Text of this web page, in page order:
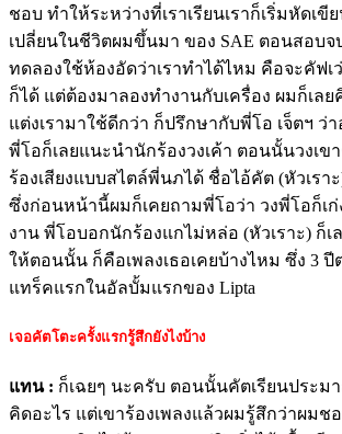
ชอบ ทำให้ระหว่างที่เราเรียนเราก็เริ่มหัดเขี
เปลี่ยนในชีวิตผมขึ้นมา ของ SAE ตอนสอบจบ
ทดลองใช้ห้องอัดว่าเราทำได้ไหม คือจะคัฟเ
ก็ได้ แต่ต้องมาลองทำงานกับเครื่อง ผมก็เลย
แต่งเรามาใช้ดีกว่า ก็ปรึกษากับพี่โอ เจ็ตฯ ว่
พี่โอก็เลยแนะนำนักร้องวงเค้า ตอนนั้นวงเขา
ร้องเสียงแบบสไตล์พี่นภได้ ชื่อไอ้คัต (หัวเรา
ซึ่งก่อนหน้านี้ผมก็เคยถามพี่โอว่า วงพี่โอก็เ
งาน พี่โอบอกนักร้องแกไม่หล่อ (หัวเราะ) ก็เ
ให้ตอนนั้น ก็คือเพลงเธอเคยบ้างไหม ซึ่ง 3 ปี
แทร็คแรกในอัลบั้มแรกของ Lipta
เจอคัตโตะครั้งแรกรู้สึกยังไงบ้าง
แทน : ก็เฉยๆ นะครับ ตอนนั้นคัตเรียนประม
คิดอะไร แต่เขาร้องเพลงแล้วผมรู้สึกว่าผม